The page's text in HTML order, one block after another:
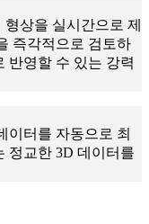
상을 실시간으로 제
즉각적으로 검토하
반영할 수 있는 강력
이터를 자동으로 최
정교한 3D 데이터를